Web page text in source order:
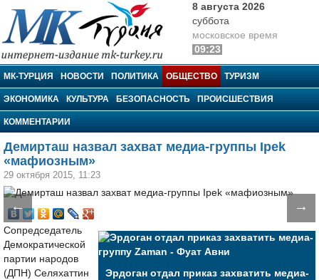
МК-Турция
8 августа 2026
суббота
московское время
09:23
МК-ТУРЦИЯ НОВОСТИ ПОЛИТИКА ОБЩЕСТВО ТУРИЗМ
ЭКОНОМИКА КУЛЬТУРА БЕЗОПАСНОСТЬ ПРОИСШЕСТВИЯ
КОММЕНТАРИИ
Демирташ назвал захват медиа-группы Ipek
«мафиозным»
29 октября 2015, 11:23
← →
Эрдоган отдал приказ захватить медиа-
Сопредседатель
Демократической
партии народов
(ДПН) Селяхаттин